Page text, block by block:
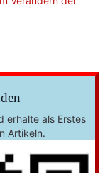
erhalte als Erstes
Artikeln.